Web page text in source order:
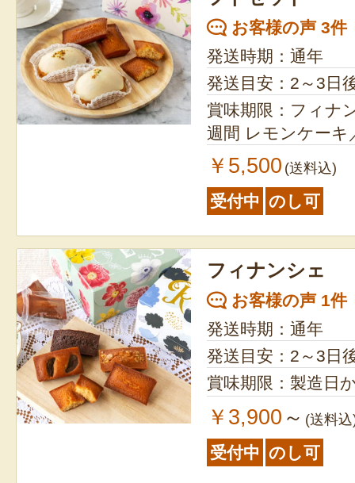
お客様の声 3件
発送時期：通年
発送目安：2～3日
賞味期限：フィナ
週間 レモンケ
￥5,500 (送料込)
受付中 のし可
フィナンシェ
お客様の声 1件
発送時期：通年
発送目安：2～3日
賞味期限：製造日
￥3,900 ～ (送料
受付中 のし可